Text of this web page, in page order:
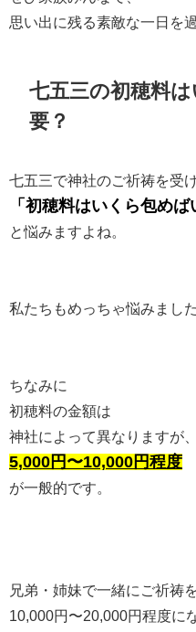
思い出に残る素敵な一日を
七五三の初穂料
要？
七五三で神社のご祈祷を受
「初穂料はいくら包めば
と悩みますよね。
私たちもめっちゃ悩みまし
ちなみに
初穂料の金額は
神社によって異なりますが、
5,000円〜10,000円程度
が一般的です。
兄弟・姉妹で一緒にご祈祷
10,000円〜20,000円程度に